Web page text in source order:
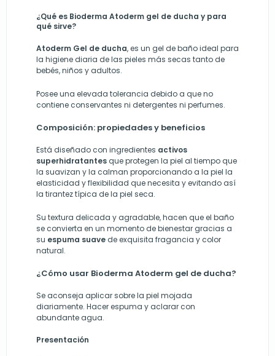
¿Qué es Bioderma Atoderm gel de ducha y para
qué sirve?
Atoderm Gel de ducha, es un gel de baño ideal para
la higiene diaria de las pieles más secas tanto de
bebés, niños y adultos.
Posee una elevada tolerancia debido a que no
contiene conservantes ni detergentes ni perfumes.
Composición: propiedades y beneficios
Está diseñado con ingredientes activos
superhidratantes que protegen la piel al tiempo que
la suavizan y la calman proporcionando a la piel la
elasticidad y flexibilidad que necesita y evitando así
la tirantez típica de la piel seca.
Su textura delicada y agradable, hacen que el baño
se convierta en un momento de bienestar gracias a
su espuma suave de exquisita fragancia y color
natural.
¿Cómo usar Bioderma Atoderm gel de ducha?
Se aconseja aplicar sobre la piel mojada
diariamente. Hacer espuma y aclarar con
abundante agua.
Presentación